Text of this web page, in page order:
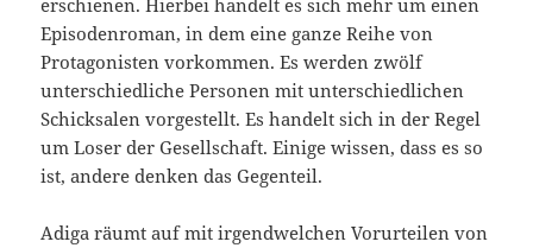
erschienen. Hierbei handelt es sich mehr um einen
Episodenroman, in dem eine ganze Reihe von
Protagonisten vorkommen. Es werden zwölf
unterschiedliche Personen mit unterschiedlichen
Schicksalen vorgestellt. Es handelt sich in der Regel
um Loser der Gesellschaft. Einige wissen, dass es so
ist, andere denken das Gegenteil.
Adiga räumt auf mit irgendwelchen Vorurteilen von